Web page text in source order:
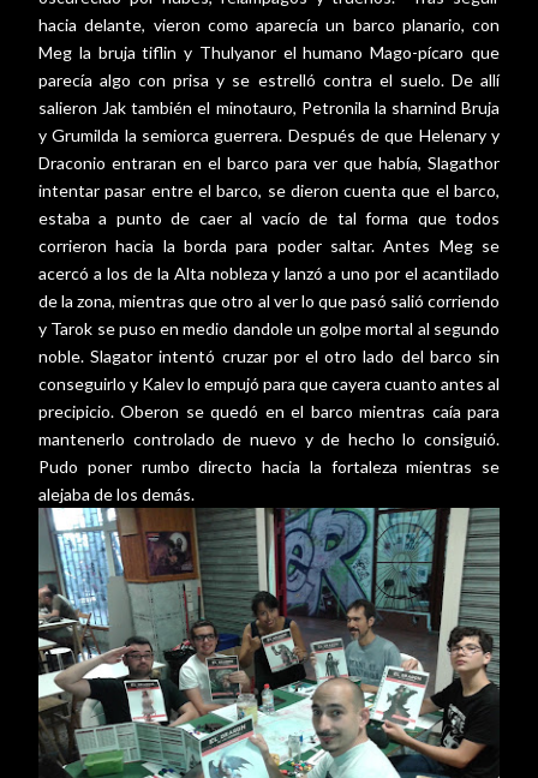
hacia delante, vieron como aparecía un barco planario, con
Meg la bruja tiflin y Thulyanor el humano Mago-pícaro que
parecía algo con prisa y se estrelló contra el suelo. De allí
salieron Jak también el minotauro, Petronila la sharnind Bruja
y Grumilda la semiorca guerrera. Después de que Helenary y
Draconio entraran en el barco para ver que había, Slagathor
intentar pasar entre el barco, se dieron cuenta que el barco,
estaba a punto de caer al vacío de tal forma que todos
corrieron hacia la borda para poder saltar. Antes Meg se
acercó a los de la Alta nobleza y lanzó a uno por el acantilado
de la zona, mientras que otro al ver lo que pasó salió corriendo
y Tarok se puso en medio dandole un golpe mortal al segundo
noble. Slagator intentó cruzar por el otro lado del barco sin
conseguirlo y Kalev lo empujó para que cayera cuanto antes al
precipicio. Oberon se quedó en el barco mientras caía para
mantenerlo controlado de nuevo y de hecho lo consiguió.
Pudo poner rumbo directo hacia la fortaleza mientras se
alejaba de los demás.